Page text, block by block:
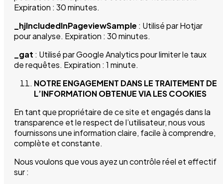
Expiration : 30 minutes.
_hjIncludedInPageviewSample : Utilisé par Hotjar
pour analyse. Expiration : 30 minutes.
_gat : Utilisé par Google Analytics pour limiter le taux
de requêtes. Expiration : 1 minute.
NOTRE ENGAGEMENT DANS LE TRAITEMENT DE
L’INFORMATION OBTENUE VIA LES COOKIES
En tant que propriétaire de ce site et engagés dans la
transparence et le respect de l’utilisateur, nous vous
fournissons une information claire, facile à comprendre,
complète et constante.
Nous voulons que vous ayez un contrôle réel et effectif
sur :